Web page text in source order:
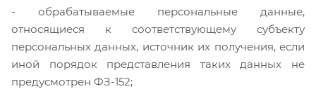
- обрабатываемые персональные данные,
относящиеся к соответствующему субъекту
персональных данных, источник их получения, если
иной порядок представления таких данных не
предусмотрен ФЗ-152;